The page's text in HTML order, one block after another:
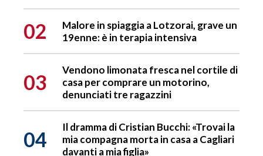
02
Malore in spiaggia a Lotzorai, grave un
19enne: è in terapia intensiva
03
Vendono limonata fresca nel cortile di
casa per comprare un motorino,
denunciati tre ragazzini
04
Il dramma di Cristian Bucchi: «Trovai la
mia compagna morta in casa a Cagliari
davanti a mia figlia»